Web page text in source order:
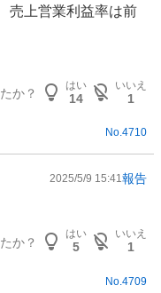
売上営業利益率は前
か？
はい
14
いいえ
1
No.4710
2025/5/9 15:41報告
か？
はい
5
いいえ
1
No. 4709